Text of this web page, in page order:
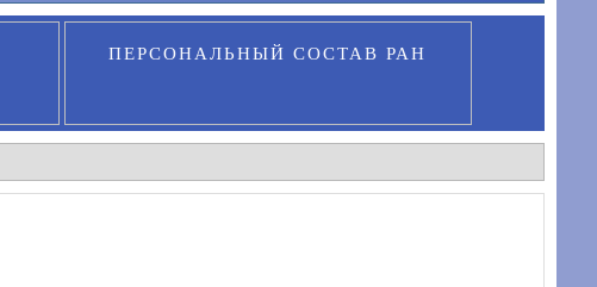
ПЕРСОНАЛЬНЫЙ СОСТАВ РАН